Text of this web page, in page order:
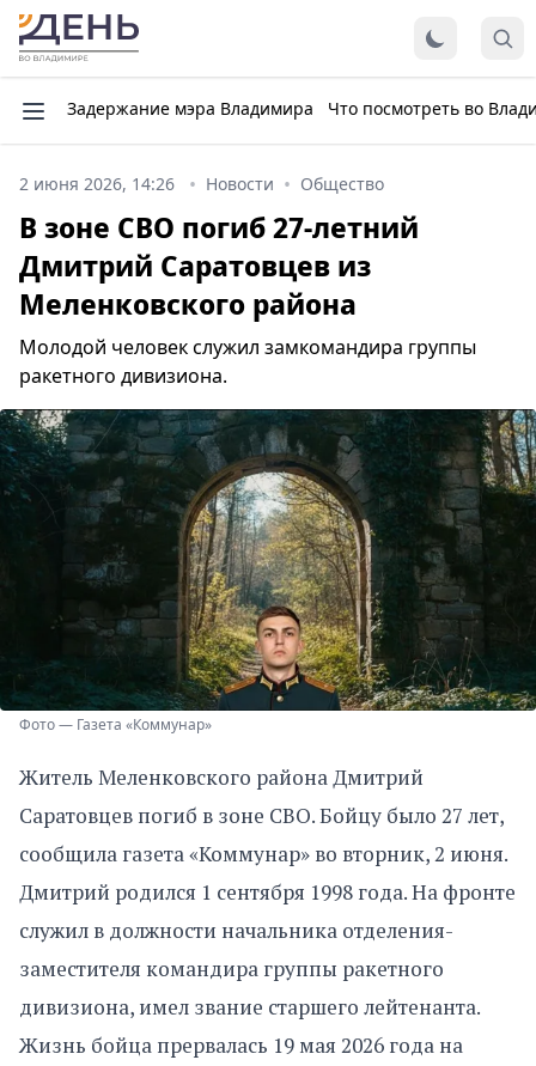
Задержание мэра Владимира Что посмотреть во
2 июня 2026, 14:26 Новости Общество
В зоне СВО погиб 27-летний
Дмитрий Саратовцев из
Меленковского района
Молодой человек служил замкомандира группы
ракетного дивизиона.
Фото — Газета «Коммунар»
Житель Меленковского района Дмитрий
Саратовцев погиб в зоне СВО. Бойцу было 27 лет,
сообщила газета «Коммунар» во вторник, 2 июня.
Дмитрий родился 1 сентября 1998 года. На фронте
служил в должности начальника отделения-
заместителя командира группы ракетного
дивизиона, имел звание старшего лейтенанта.
Жизнь бойца прервалась 19 мая 2026 года на